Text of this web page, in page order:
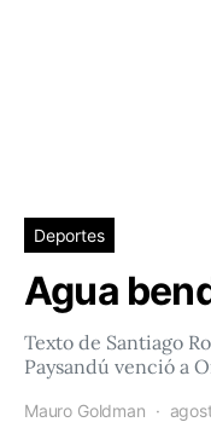
Deportes
Agua
Texto de Santiago
Paysandú venció a
Mauro Goldman